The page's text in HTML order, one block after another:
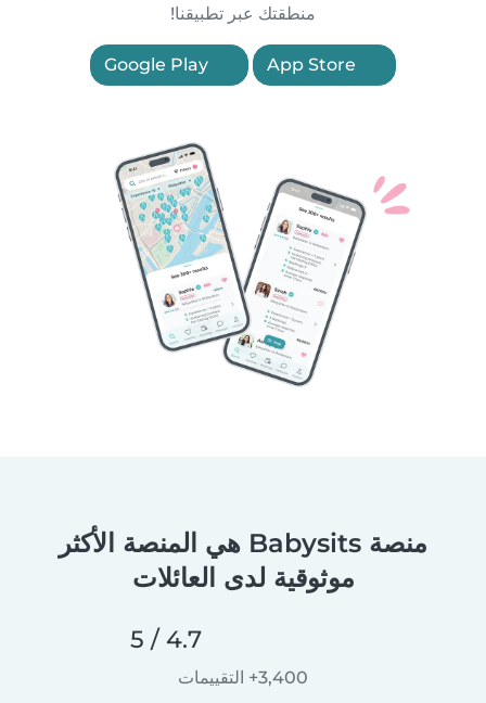
منطقتك عبر تطبيقنا!
منصة Babysits هي المنصة الأكثر
موثوقية لدى العائلات
4.7 / 5
3,400+ التقييمات